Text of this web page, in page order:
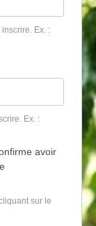
Ex. :
Ex. :
avoir
sur le